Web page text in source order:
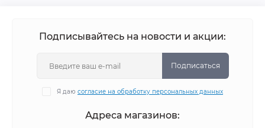
Подписывайтесь на новости и акции:
Подписаться
Я даю согласие на обработку персональных данных
Адреса магазинов: